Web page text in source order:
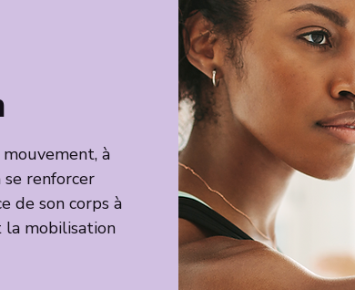
à
renforcer
de son corps à
la mobilisation